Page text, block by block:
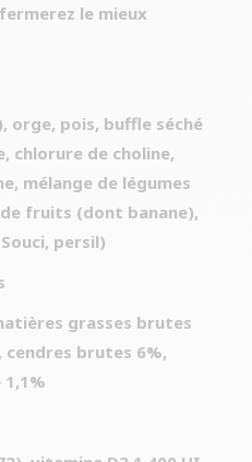
le mieux
orge, pois, buffle séché
chlorure de choline,
mélange de légumes
fruits (dont banane),
persil)
grasses brutes
cendres brutes 6%,
1,1%